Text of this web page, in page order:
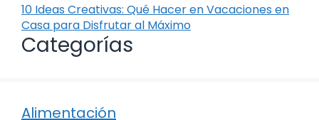
10 Ideas Creativas: Qué Hacer en Vacaciones en
Casa para Disfrutar al Máximo
Categorías
Alimentación